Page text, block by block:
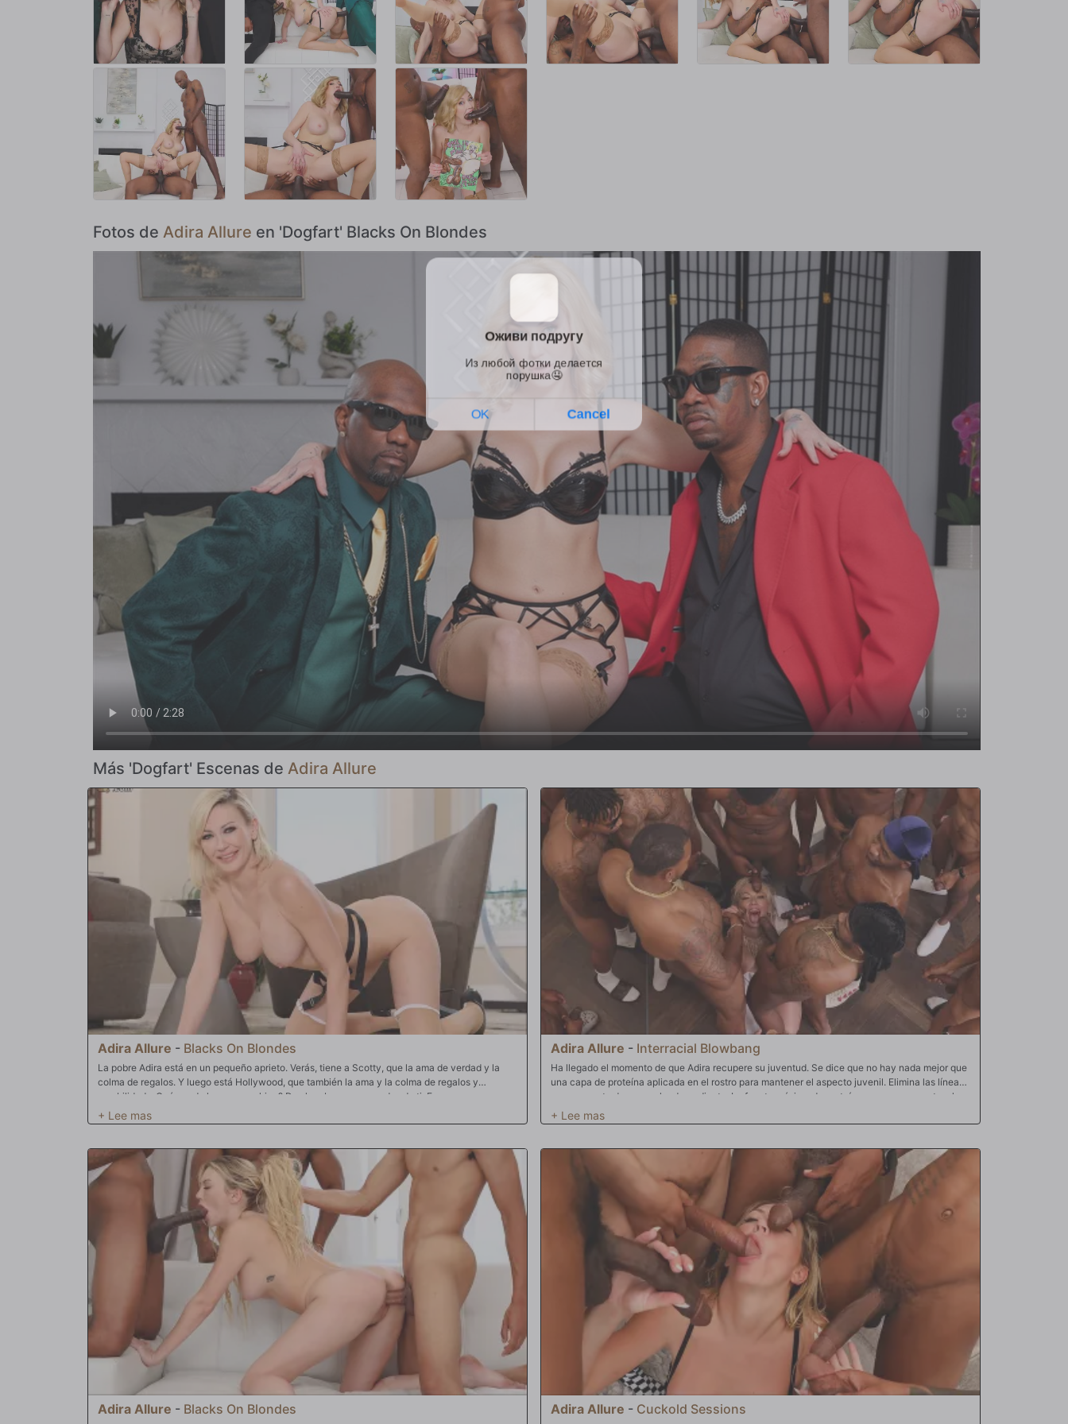
Fotos de Adira Allure en 'Dogfart' Blacks On Blondes
Más 'Dogfart' Escenas de Adira Allure
Adira Allure - Blacks On Blondes
La pobre Adira está en un pequeño aprieto. Verás, tiene a Scotty, que la ama de verdad y la
colma de regalos. Y luego está Hollywood, que también la ama y la colma de regalos y
amabilidad. ¿Qué puede hacer una chica? Dos hombres enamorados de ti. Es un gran
problema. Pero hay una razón por la que Dios bendijo a Adira con dos agujeros. Las mujeres
fueron diseñadas para acoger a dos hombres a la vez. De hecho, sus líbidos y necesidades
Sentir sus bombas de amor duras y embestidas en lo profundo de su ano y su túnel de chorros.
¿Cómo puede rechazar una de estas enormes pollas negras? Exige que ambos hombres
satisfagan sus necesidades y compitan por su amor en los confines calientes de la fricción de
la doble penetración. Tragando de un trago las enormes pollas que se presentan ante su
agujero del pie, pronto se encuentra montándolas y rogando por una entrada anal. A partir de
ahí, todo avanza a toda velocidad con dos agujeros llenos. ¿Encontrará Adira el amor eterno
con dos hombres? ¿O simplemente terminará con una salpicadura de semen caliente y salado
por toda su cara como una típica noche en un club? Quién sabe, pero tienes que arriesgarte si
Adira Allure - Interracial Blowbang
Ha llegado el momento de que Adira recupere su juventud. Se dice que no hay nada mejor que
una capa de proteína aplicada en el rostro para mantener el aspecto juvenil. Elimina las líneas
y arrugas y te da un resplandor radiante. La fuente máxima de proteínas es, por supuesto, el
semen. El semen del hombre negro es el mejor de todos, por eso todas las mujeres blancas lo
buscan constantemente. Pregúntate: ¿alguna vez has visto a una mujer blanca rechazar una
no. Saben que recibir una descarga de esperma caliente y derretido en la cara es la mejor
manera de conseguir un cutis radiante. Así que su fiel ayudante se va a buscar la mayor
cantidad posible de semen masculino. Adira abandona el santuario de su tocador para
encontrarse con su multitud de palos masculinos y cestas para testículos. Oh, Dios mío, eso
parece apetitoso. Todo en lo que Adira puede pensar es en que le extraigan esa dulce semilla y
se la pongan en la cara. Ataca las pollas como una mangosta enloquecida mientras chupa y
devora la enorme nación de pollas negras oscilantes. Las lleva hasta el dormitorio mientras
suda mientras atiende todas esas varillas de carne negra. Babeando y jadeando, chupa como
un vampiro corriendo hacia el sol que se acerca. Necesita esa semilla urgentemente. Su cutis
la necesita. Su propio ser necesita el rejuvenecimiento de la fuente de semen. Entonces
comienzan a estallar. Chorreando dulces y grumosas cargas de deliciosa masa de semen en la
boca, ella se baña en ella. Es tan cierto: el amor se corre a chorros y esas grandes pollas
negras chorrean en un estruendoso reconocimiento de esta zorra de mujer que aprecia lo que
un buen glaseado le hace a una persona.
Adira Allure - Blacks On Blondes Adira Allure - Cuckold Sessions